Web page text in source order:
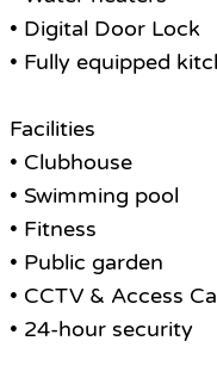
• Digital Door Lock
• Fully equipped
Facilities
• Clubhouse
• Swimming pool
• Fitness
• Public garden
• CCTV & Access
• 24-hour security